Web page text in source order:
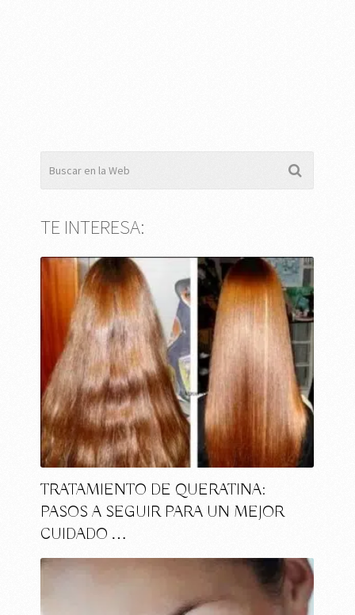
TE INTERESA:
TRATAMIENTO DE QUERATINA:
PASOS A SEGUIR PARA UN MEJOR
CUIDADO …